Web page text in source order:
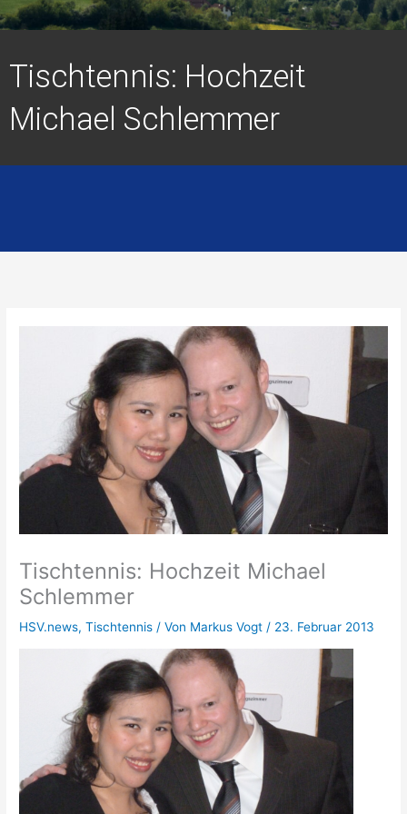
Tischtennis: Hochzeit
Michael Schlemmer
Tischtennis: Hochzeit Michael
Schlemmer
HSV.news,Tischtennis / Von Markus Vogt / 23. Februar 2013